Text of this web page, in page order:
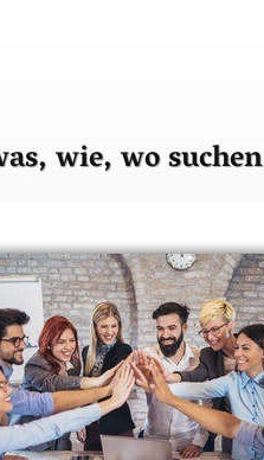
wie, wo suchen